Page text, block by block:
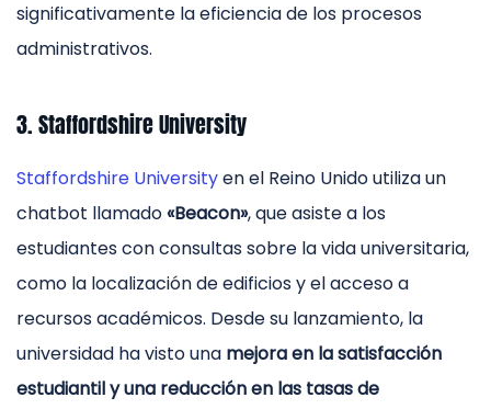
significativamente la eficiencia de los procesos
administrativos.
3. Staffordshire University
Staffordshire Universityen el Reino Unido utiliza un
chatbot llamado«Beacon», que asiste a los
estudiantes con consultas sobre la vida universitaria,
como la localización de edificios y el acceso a
recursos académicos. Desde su lanzamiento, la
universidad ha visto una mejora en la satisfacción
estudiantil y una reducción en las tasas de